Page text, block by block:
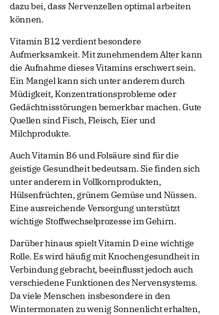
dazu bei, dass Nervenzellen optimal arbeiten
können.
Vitamin B12 verdient besondere
Aufmerksamkeit. Mit zunehmendem Alter kann
die Aufnahme dieses Vitamins erschwert sein.
Ein Mangel kann sich unter anderem durch
Müdigkeit, Konzentrationsprobleme oder
Gedächtnisstörungen bemerkbar machen. Gute
Quellen sind Fisch, Fleisch, Eier und
Milchprodukte.
Auch Vitamin B6 und Folsäure sind für die
geistige Gesundheit bedeutsam. Sie finden sich
unter anderem in Vollkornprodukten,
Hülsenfrüchten, grünem Gemüse und Nüssen.
Eine ausreichende Versorgung unterstützt
wichtige Stoffwechselprozesse im Gehirn.
Darüber hinaus spielt Vitamin D eine wichtige
Rolle. Es wird häufig mit Knochengesundheit in
Verbindung gebracht, beeinflusst jedoch auch
verschiedene Funktionen des Nervensystems.
Da viele Menschen insbesondere in den
Wintermonaten zu wenig Sonnenlicht erhalten,